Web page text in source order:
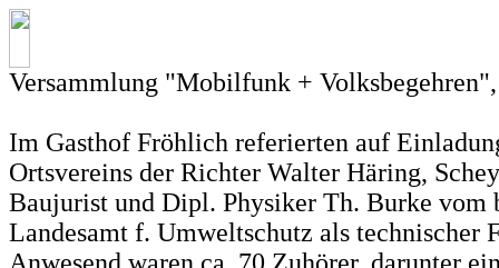
Versammlung "Mobilfunk +
Im Gasthof Fröhlich referierten auf
Ortsvereins der Richter Walter Häring,
Baujurist und Dipl. Physiker Th. Burke vom
Landesamt f. Umweltschutz als technischer